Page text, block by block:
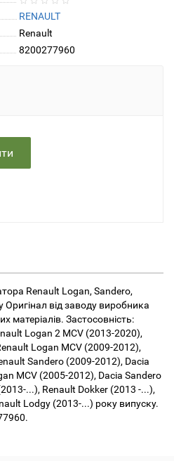
RENAULT
Renault
8200277960
Renault Logan, Sandero,
Оригінал від заводу виробника
матеріалів. Застосовність:
Logan 2 MCV (2013-2020),
Logan MCV (2009-2012),
Sandero (2009-2012), Dacia
MCV (2005-2012), Dacia Sandero
...), Renault Dokker (2013 -...),
Lodgy (2013-...) року випуску.